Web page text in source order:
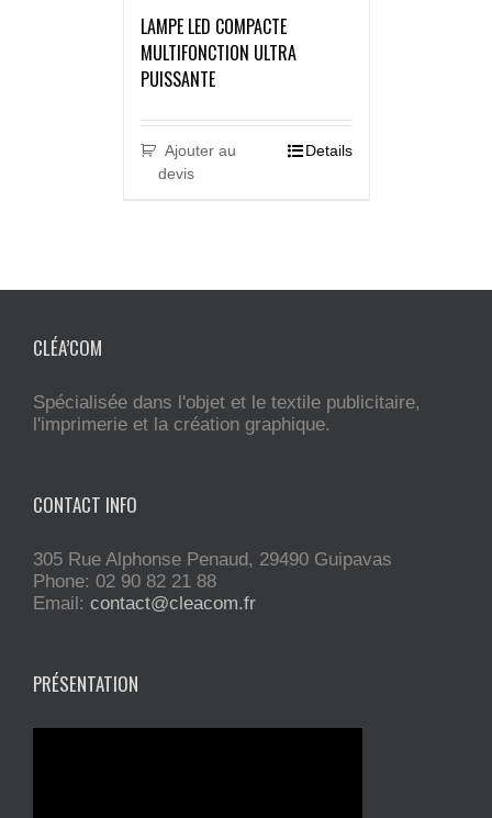
LAMPE LED COMPACTE
MULTIFONCTION ULTRA
PUISSANTE
Ajouter au
devis
Details
CLÉA’COM
Spécialisée dans l'objet et le textile publicitaire,
l'imprimerie et la création graphique.
CONTACT INFO
305 Rue Alphonse Penaud, 29490 Guipavas
Phone: 02 90 82 21 88
Email: contact@cleacom.fr
PRÉSENTATION